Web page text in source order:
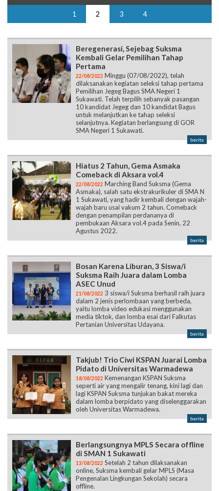
1 2 3 4
Beregenerasi, Sejebag Suksma
Kembali Gelar Pemilihan Tahap
Pertama
22/08/2022 Minggu (07/08/2022), telah
dilaksanakan kegiatan seleksi tahap pertama
Pemilihan Jegeg Bagus SMA Negeri 1
Sukawati. Telah terpilih sebanyak pasangan
10 kandidat Jegeg dan 10 kandidat Bagus
untuk melanjutkan ke tahap seleksi
selanjutnya. Kegiatan berlangsung di GOR
SMA Negeri 1 Sukawati.
berita
Hiatus 2 Tahun, Gema Asmaka
Comeback di Aksara vol.4
22/08/2022 Marching Band Suksma (Gema
Asmaka), salah satu ekstrakurikuler di SMA N
1 Sukawati, yang hadir kembali dengan wajah-
wajah baru usai vakum 2 tahun. Comeback
dengan penampilan perdananya di
pembukaan Aksara vol.4 pada Senin, 22
Agustus 2022.
berita
Bosan Karena Liburan, 3 Siswa/i
Suksma Raih Juara dalam Lomba
ASEC Unud
21/08/2022 3 siswa/i Suksma berhasil raih juara
dalam 2 jenis perlombaan yang berbeda,
yaitu lomba video edukasi menggunakan
media tiktok, dan lomba esai dari Falkutas
Pertanian Universitas Udayana.
berita
Takjub! Trio Ciwi KSPAN Juarai Lomba
Pidato di Universitas Warmadewa
18/08/2022 Kemenangan KSPAN Suksma
seperti air yang mengalir tenang, kini lagi dan
lagi KSPAN Suksma tunjukan bakat mereka
dalam lomba berpidato yang diselenggarakan
oleh Universitas Warmadewa.
berita
Berlangsungnya MPLS Secara offline
di SMAN 1 Sukawati
13/08/2022 Setelah 2 tahun dilaksanakan
online, Suksma kembali gelar MPLS (Masa
Pengenalan Lingkungan Sekolah) secara
offline.